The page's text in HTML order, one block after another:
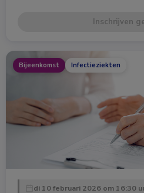
Inschrijven
Bijeenkomst Infectieziekten
di 10 februari 2026 om 16:30